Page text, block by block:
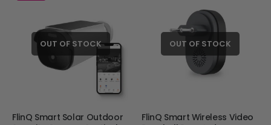
OUT OF STOCK
FlinQ Smart Solar Outdoor
OUT OF STOCK
FlinQ Smart Wireless Video